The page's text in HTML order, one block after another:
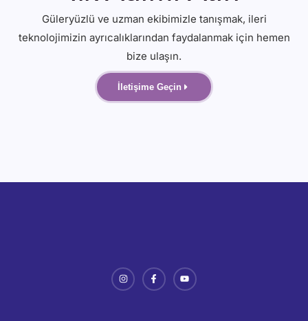
Güleryüzlü ve uzman ekibimizle tanışmak, ileri
teknolojimizin ayrıcalıklarından faydalanmak için hemen
bize ulaşın.
İletişime Geçin